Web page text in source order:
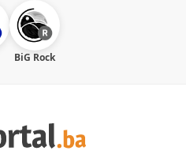
BiG Rock